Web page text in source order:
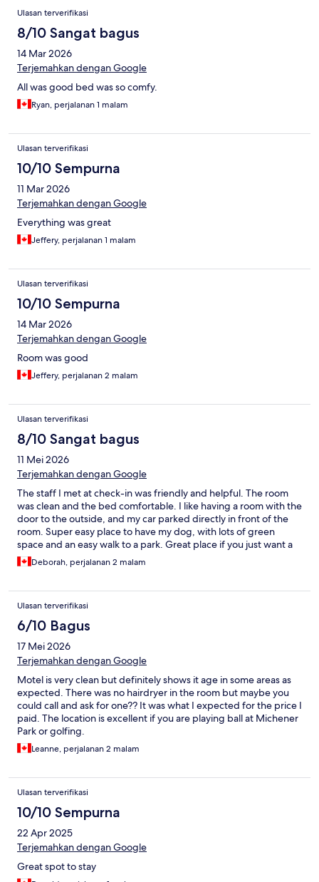
Ulasan terverifikasi
8/10 Sangat bagus
14 Mar 2026
Terjemahkan dengan Google
All was good bed was so comfy.
Ryan, perjalanan 1 malam
Ulasan terverifikasi
10/10 Sempurna
11 Mar 2026
Terjemahkan dengan Google
Everything was great
Jeffery, perjalanan 1 malam
Ulasan terverifikasi
10/10 Sempurna
14 Mar 2026
Terjemahkan dengan Google
Room was good
Jeffery, perjalanan 2 malam
Ulasan terverifikasi
8/10 Sangat bagus
11 Mei 2026
Terjemahkan dengan Google
The staff I met at check-in was friendly and helpful. The room
was clean and the bed comfortable. I like having a room with the
door to the outside, and my car parked directly in front of the
room. Super easy place to have my dog, with lots of green
space and an easy walk to a park. Great place if you just want a
clean, comfortable, affordable place to stay. I didn't try their
breakfast bar.
Deborah, perjalanan 2 malam
Ulasan terverifikasi
6/10 Bagus
17 Mei 2026
Terjemahkan dengan Google
Motel is very clean but definitely shows it age in some areas as
expected. There was no hairdryer in the room but maybe you
could call and ask for one?? It was what I expected for the price I
paid. The location is excellent if you are playing ball at Michener
Park or golfing.
Leanne, perjalanan 2 malam
Ulasan terverifikasi
10/10 Sempurna
22 Apr 2025
Terjemahkan dengan Google
Great spot to stay